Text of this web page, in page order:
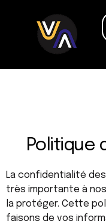
Politique
La confidentialité
très importante à
la protéger. Cette
faisons de vos